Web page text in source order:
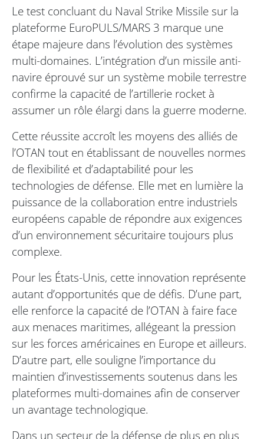
Le test concluant du Naval Strike Missile sur la
plateforme EuroPULS/MARS 3 marque une
étape majeure dans l’évolution des systèmes
multi-domaines. L’intégration d’un missile anti-
navire éprouvé sur un système mobile terrestre
confirme la capacité de l’artillerie rocket à
assumer un rôle élargi dans la guerre moderne.
Cette réussite accroît les moyens des alliés de
l’OTAN tout en établissant de nouvelles normes
de flexibilité et d’adaptabilité pour les
technologies de défense. Elle met en lumière la
puissance de la collaboration entre industriels
européens capable de répondre aux exigences
d’un environnement sécuritaire toujours plus
complexe.
Pour les États-Unis, cette innovation représente
autant d’opportunités que de défis. D’une part,
elle renforce la capacité de l’OTAN à faire face
aux menaces maritimes, allégeant la pression
sur les forces américaines en Europe et ailleurs.
D’autre part, elle souligne l’importance du
maintien d’investissements soutenus dans les
plateformes multi-domaines afin de conserver
un avantage technologique.
Dans un secteur de la défense de plus en plus